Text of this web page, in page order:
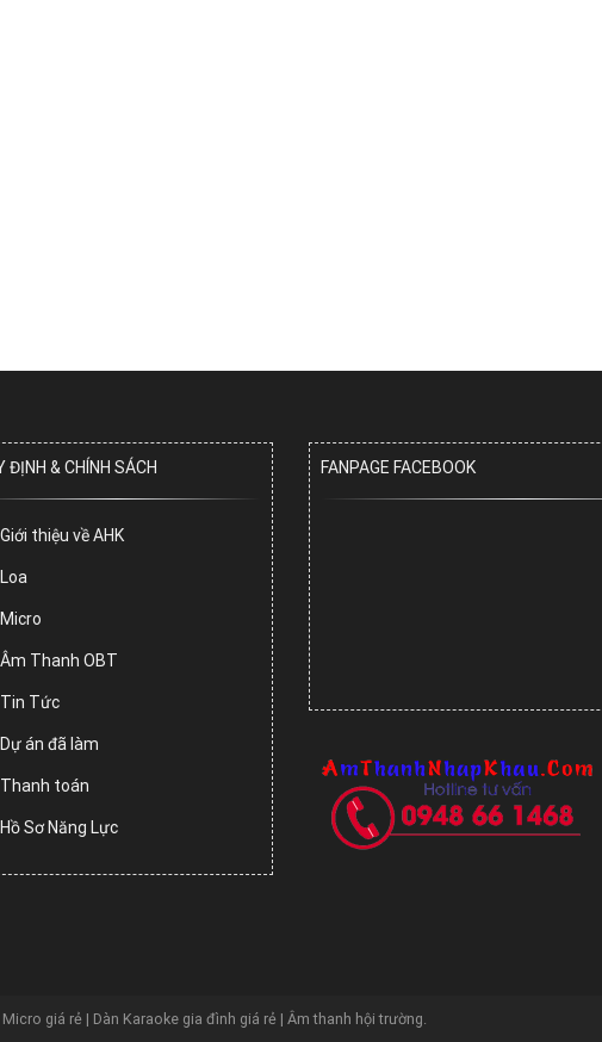
ĐỊNH & CHÍNH SÁCH
Giới thiệu về AHK
Loa
Micro
Âm Thanh OBT
Tin Tức
Dự án đã làm
Thanh toán
Hồ Sơ Năng Lực
FANPAGE FACEBOOK
giá rẻ | Dàn Karaoke gia đình giá rẻ | Âm thanh hội trường.